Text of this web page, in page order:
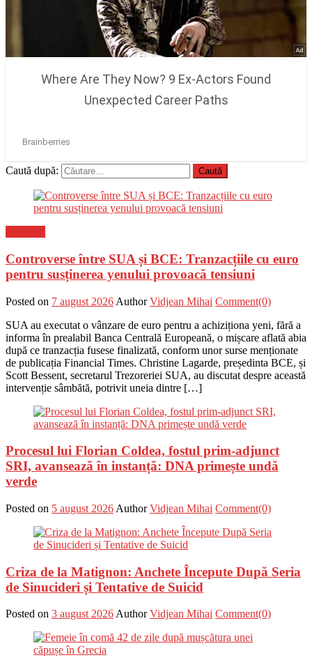
Caută după:
Controverse între SUA și BCE: Tranzacțiile cu euro
pentru susținerea yenului provoacă tensiuni
Posted on 7 august 2026 Author Vidjean Mihai Comment(0)
SUA au executat o vânzare de euro pentru a achiziționa yeni, fără a
informa în prealabil Banca Centrală Europeană, o mișcare aflată abia
după ce tranzacția fusese finalizată, conform unor surse menționate
de publicația Financial Times. Christine Lagarde, președinta BCE, și
Scott Bessent, secretarul Trezoreriei SUA, au discutat despre această
intervenție sâmbătă, potrivit uneia dintre […]
Procesul lui Florian Coldea, fostul prim-adjunct
SRI, avansează în instanță: DNA primește undă
verde
Posted on 5 august 2026 Author Vidjean Mihai Comment(0)
Criza de la Matignon: Anchete Începute După Seria
de Sinucideri și Tentative de Suicid
Posted on 3 august 2026 Author Vidjean Mihai Comment(0)